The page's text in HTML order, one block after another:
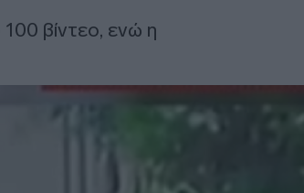
βίντεο, ενώ η